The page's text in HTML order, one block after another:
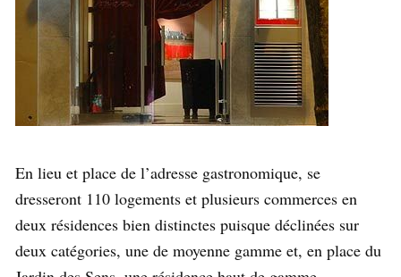
En lieu et place de l’adresse gastronomique, se
dresseront 110 logements et plusieurs commerces en
deux résidences bien distinctes puisque déclinées sur
deux catégories, une de moyenne gamme et, en place du